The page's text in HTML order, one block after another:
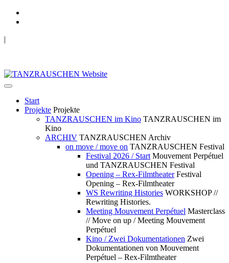
|
Start
Projekte Projekte
TANZRAUSCHEN im Kino TANZRAUSCHEN im
Kino
ARCHIV TANZRAUSCHEN Archiv
on move / move on TANZRAUSCHEN Festival
Festival 2026 / Start Mouvement Perpétuel
und TANZRAUSCHEN Festival
Opening – Rex-Filmtheater Festival
Opening – Rex-Filmtheater
WS Rewriting Histories WORKSHOP //
Rewriting Histories.
Meeting Mouvement Perpétuel Masterclass
// Move on up / Meeting Mouvement
Perpétuel
Kino / Zwei Dokumentationen Zwei
Dokumentationen von Mouvement
Perpétuel – Rex-Filmtheater